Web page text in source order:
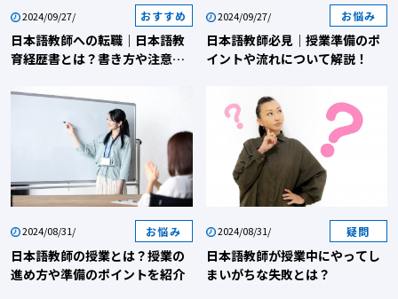
のサポートをします。なお、日本語教師は「国語」を教える教師ではありませ
ん。外国語として「日本語」を教える語学の教師です。したがって、日本語に
関する知識だけでなく、異文化間コミュニケーション教育、発音などの専門的
語教師の魅力とは？」や「日本語教師とは」をご覧ください。 日本語教師へ
の転職を検討中の方に“やりがい”を紹介｜日本語教師のやりがいとは？ 日本語
教師として働くことは、魅力的で刺激的な経験の連続です。ここでは、日本語
教師としてのやりがいを「教師としての成長」と「学生との関わり」という2
つの観点からご紹介していきます。 教師としての成長 【日本語教師への転職
｜日本語教師のやりがい1】日本について深く知ることができる 日本語教師の
やりがい1つ目は『日本について深く知ることができる』です。日本語を教え
ることは、日本の言語だけでなく、文化、歴史、社会についても深く掘り下げ
る機会となります。そのため日本語を教える過程で、教師自身も日本の多様な
2024/09/27/ おすすめ
日本語教師への転職｜日本語教
育経歴書とは？書き方や注意点
2024/09/27/ お悩み
日本語教師必見｜授業準備のポ
イントや流れについて解説！
2024/08/31/ お悩み
日本語教師の授業とは？授業の
進め方や準備のポイントを紹介
2024/08/31/ 疑問
日本語教師が授業中にやってし
まいがちな失敗とは？